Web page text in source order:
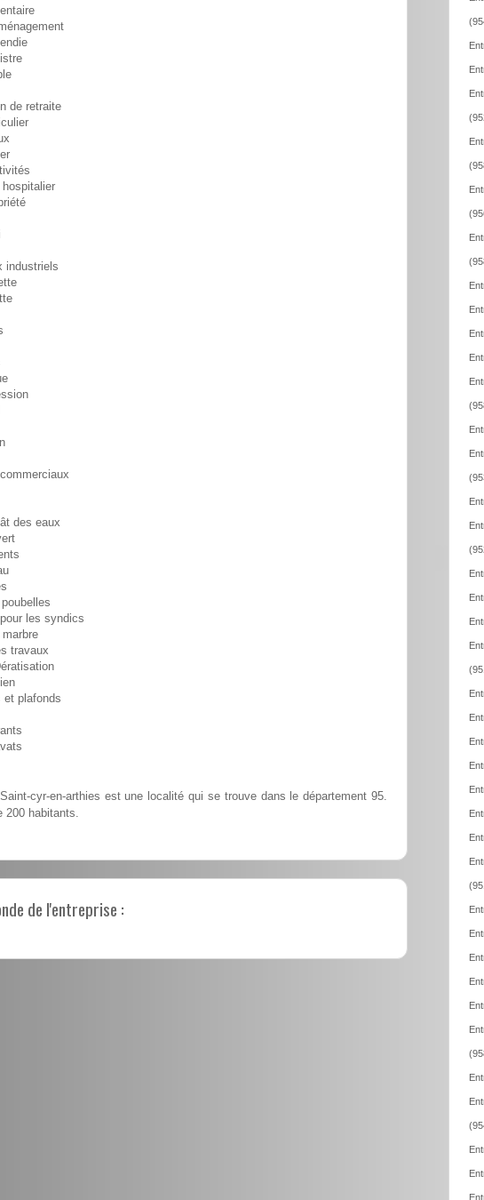
de retraite
hospitalier
industriels
des eaux
les syndics
marbre
travaux
et plafonds
Saint-cyr-en-arthies est une localité qui se trouve dans le département 95.
200 habitants.
de l'entreprise :